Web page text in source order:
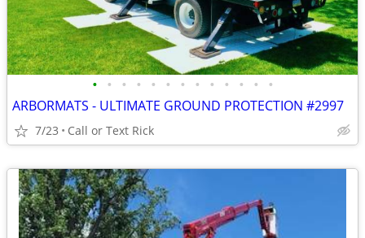
• • • • • • • • • • • • •
ARBORMATS - ULTIMATE GROUND PROTECTION #2997
7/23 Call or Text Rick